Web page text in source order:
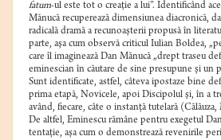
fatum-ul este tot o creaţie a lui”. Identificând
Mănucă recuperează dimensiunea diacronică,
radicală dramă a recunoaşterii propusă în
parte, aşa cum observă criticul Iulian Boldea,
care îl imaginează Dan Mănucă „drept traseu
eminescian în căutare de sine presupune şi un
Sunt identificate, astfel, câteva ipostaze bine
prima etapă, Novicele, apoi Discipolul şi, în a
având, fiecare, câte o instanţă tutelară
De altfel, Eminescu rămâne pentru exegetul
tentaţie, aşa cum o demonstrează revenirile